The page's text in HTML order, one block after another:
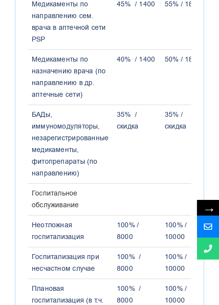
Медикаменты по
направлению сем.
врача в аптечной сети
PSP
45% / 1400 55% / 1800
Медикаменты по
назначению врача (по
направлению в др.
аптечные сети)
40% / 1400 50% / 1800
БАДы,
иммуномодуляторы,
незарегистрированные
медикаменты,
фитопрепараты (по
направлению)
35% /
скидка
35% /
скидка
Госпитальное
обслуживание
Неотложная
госпитализация
100% /
8000
100% /
10000
Госпитализация при
несчастном случае
100% /
8000
100% /
10000
Плановая
госпитализация (в т.ч.
100% /
8000
100% /
10000
→